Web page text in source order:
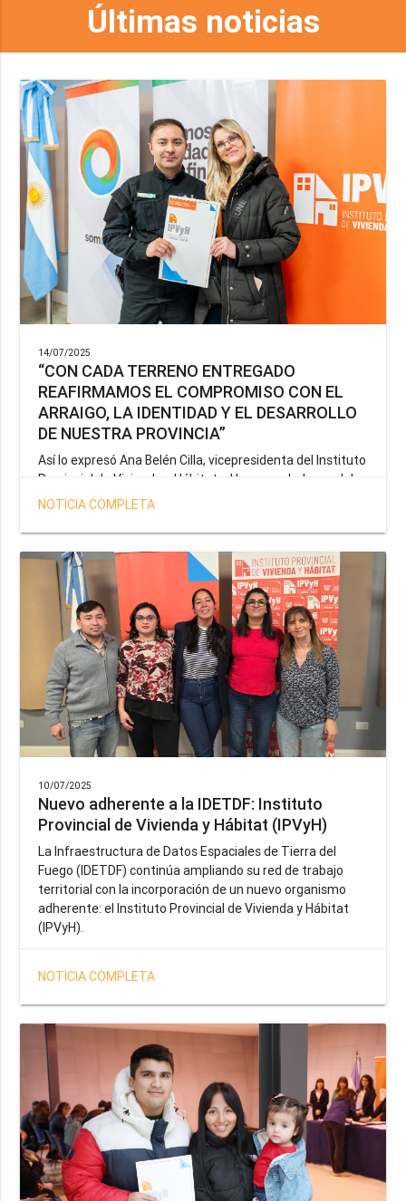
Últimas noticias
14/07/2025
“CON CADA TERRENO ENTREGADO
REAFIRMAMOS EL COMPROMISO CON EL
ARRAIGO, LA IDENTIDAD Y EL DESARROLLO
DE NUESTRA PROVINCIA”
Así lo expresó Ana Belén Cilla, vicepresidenta del Instituto
Provincial de Vivienda y Hábitat, al hacer un balance del
trabajo del organismo en el marco de la operatoria
salud y seguridad impulsada por el gobernador Gustavo
Melella.
NOTICIA COMPLETA
10/07/2025
Nuevo adherente a la IDETDF: Instituto
Provincial de Vivienda y Hábitat (IPVyH)
La Infraestructura de Datos Espaciales de Tierra del
Fuego (IDETDF) continúa ampliando su red de trabajo
territorial con la incorporación de un nuevo organismo
adherente: el Instituto Provincial de Vivienda y Hábitat
(IPVyH).
NOTICIA COMPLETA